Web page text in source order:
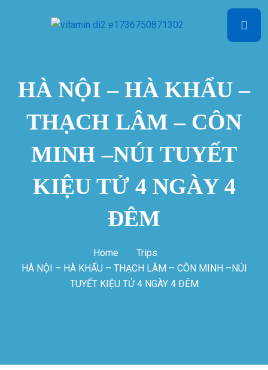
HÀ NỘI – HÀ KHẨU –
THẠCH LÂM – CÔN
MINH –NÚI TUYẾT
KIỆU TỬ 4 NGÀY 4
ĐÊM
Home
Trips
HÀ NỘI – HÀ KHẨU – THẠCH LÂM – CÔN MINH –NÚI
TUYẾT KIỆU TỬ 4 NGÀY 4 ĐÊM